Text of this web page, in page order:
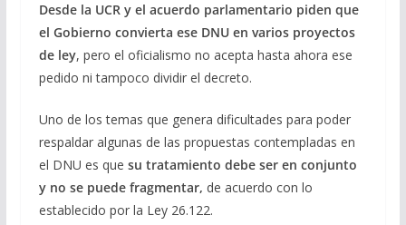
Desde la UCR y el acuerdo parlamentario piden que
el Gobierno convierta ese DNU en varios proyectos
de ley, pero el oficialismo no acepta hasta ahora ese
pedido ni tampoco dividir el decreto.
Uno de los temas que genera dificultades para poder
respaldar algunas de las propuestas contempladas en
el DNU es que su tratamiento debe ser en conjunto
y no se puede fragmentar, de acuerdo con lo
establecido por la Ley 26.122.